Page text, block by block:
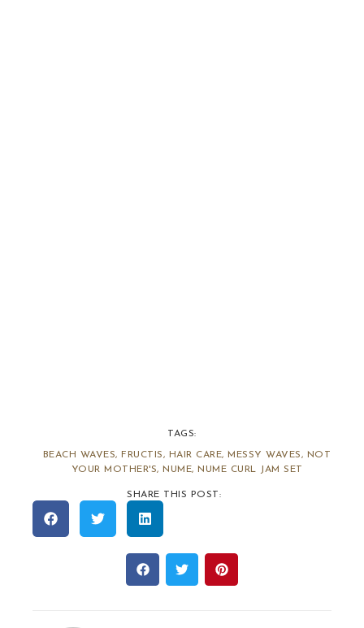
TAGS:
BEACH WAVES, FRUCTIS, HAIR CARE, MESSY WAVES, NOT
YOUR MOTHER'S, NUME, NUME CURL JAM SET
SHARE THIS POST: